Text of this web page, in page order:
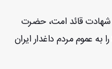
شهادت قائد امت، حضرت
به عموم مردم داغدار ایران